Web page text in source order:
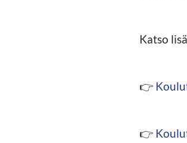
Katso
👉
👉